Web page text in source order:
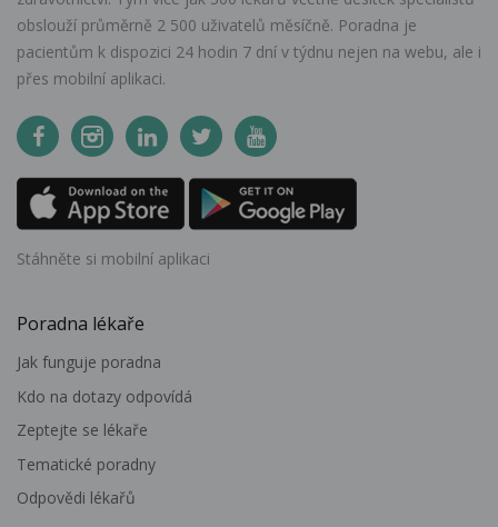
obslouží průměrně 2 500 uživatelů měsíčně. Poradna je
pacientům k dispozici 24 hodin 7 dní v týdnu nejen na webu, ale i
přes mobilní aplikaci.
Stáhněte si mobilní aplikaci
Poradna lékaře
Jak funguje poradna
Kdo na dotazy odpovídá
Zeptejte se lékaře
Tematické poradny
Odpovědi lékařů